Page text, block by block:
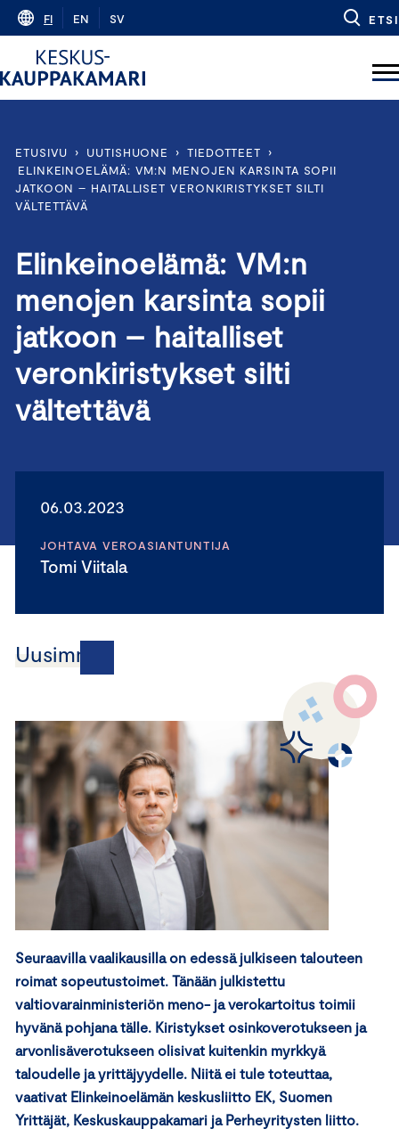
Skip
content
FI EN SV ETSI
ETUSIVU › UUTISHUONE › TIEDOTTEET
›
ELINKEINOELÄMÄ: VM:N MENOJEN KARSINTA SOPII
JATKOON – HAITALLISET VERONKIRISTYKSET SILTI
VÄLTETTÄVÄ
Elinkeinoelämä: VM:n
menojen karsinta sopii
jatkoon – haitalliset
veronkiristykset silti
vältettävä
06.03.2023
JOHTAVA VEROASIANTUNTIJA
Tomi Viitala
Uusimmat
Seuraavilla vaalikausilla on edessä julkiseen talouteen
roimat sopeutustoimet. Tänään julkistettu
valtiovarainministeriön meno- ja verokartoitus toimii
hyvänä pohjana tälle. Kiristykset osinkoverotukseen ja
arvonlisäverotukseen olisivat kuitenkin myrkkyä
taloudelle ja yrittäjyydelle. Niitä ei tule toteuttaa,
vaativat Elinkeinoelämän keskusliitto EK, Suomen
Yrittäjät, Keskuskauppakamari ja Perheyritysten liitto.